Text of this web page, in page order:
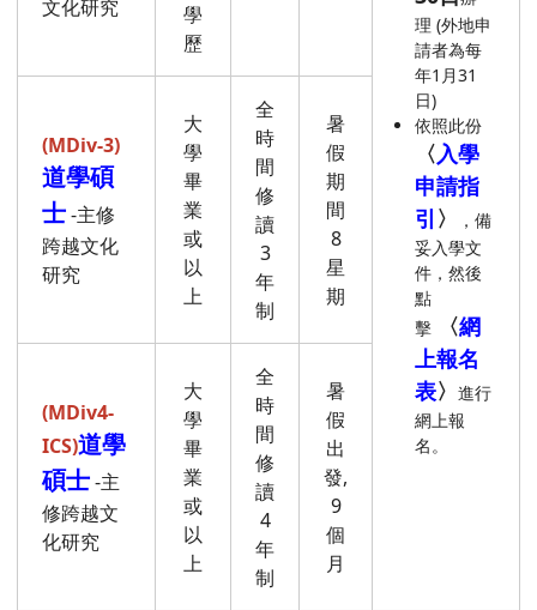
文化研究
學
歷
理 (外地申
請者為每
年1月31
日)
依照此份
〈入學
申請指
引 〉
，備
妥入學文
件，然後
點
擊
〈網
上報名
表〉 進行
網上報
名。
(MDiv-3)
道學碩
士-主修
跨越文化
研究
大
學
畢
業
或
以
上
全
時
間
修
讀
3
年
制
暑
假
期
間
8
星
期
(MDiv4-
ICS)道學
碩士-主
修跨越文
化研究
大
學
畢
業
或
以
上
全
時
間
修
讀
4
年
制
暑
假
出
發,
9
個
月